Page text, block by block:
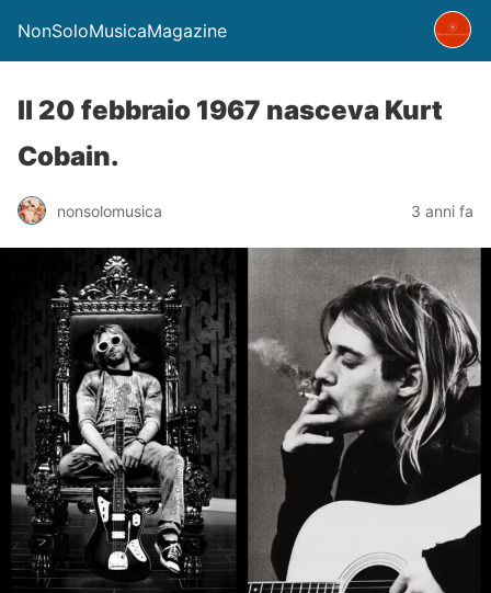
NonSoloMusicaMagazine
Il 20 febbraio 1967 nasceva Kurt
Cobain.
nonsolomusica 3 anni fa